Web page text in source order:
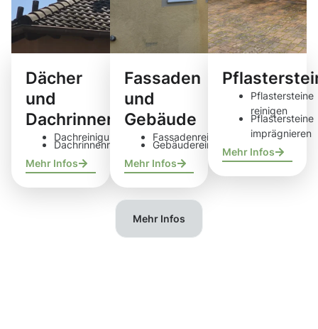
Dächer
und
Dachrinnen
Dachreinigung
Dachrinnenreinigung
Mehr Infos
Fassaden
und
Gebäude
Fassadenreinigung
Gebäudereinigung
Mehr Infos
Pflastersteine
reinigen
Pflastersteine
imprägnieren
Mehr Infos
Mehr Infos